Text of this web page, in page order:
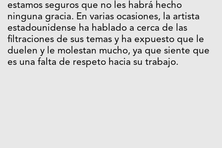
estamos seguros que no les habrá hecho
ninguna gracia. En varias ocasiones, la artista
estadounidense ha hablado a cerca de las
filtraciones de sus temas y ha expuesto que le
duelen y le molestan mucho, ya que siente que
es una falta de respeto hacia su trabajo.